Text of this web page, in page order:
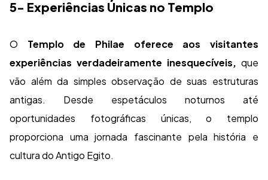
5- Experiências Únicas no Templo
O Templo de Philae oferece aos visitantes
experiências verdadeiramente inesquecíveis, que
vão além da simples observação de suas estruturas
antigas. Desde espetáculos noturnos até
oportunidades fotográficas únicas, o templo
proporciona uma jornada fascinante pela história e
cultura do Antigo Egito.